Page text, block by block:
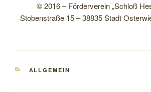
© 2016 – Förderverein „Schloß
Stobenstraße 15 – 38835 Stadt
KATEGORIEN
ALLGEMEIN